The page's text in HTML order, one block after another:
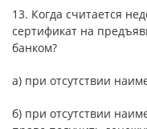
13. Когда считается
сертификат на
банком?
а) при отсутствии
б) при отсутствии